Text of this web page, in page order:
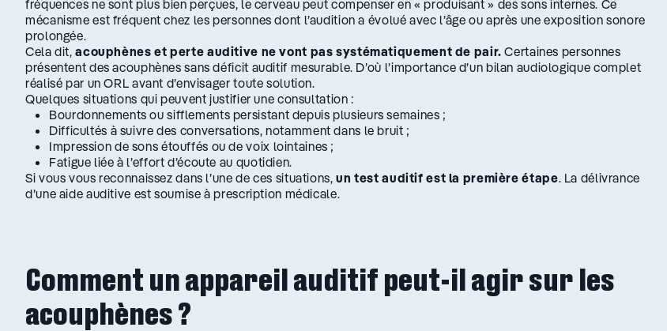
fréquences ne sont plus bien perçues, le cerveau peut compenser en « produisant » des sons internes. Ce
mécanisme est fréquent chez les personnes dont l’audition a évolué avec l’âge ou après une exposition sonore
prolongée.
Cela dit,acouphènes et perte auditive ne vont pas systématiquement de pair. Certaines personnes
présentent des acouphènes sans déficit auditif mesurable. D’où l’importance d’un bilan audiologique complet
réalisé par un ORL avant d’envisager toute solution.
Quelques situations qui peuvent justifier une consultation :
Bourdonnements ou sifflements persistant depuis plusieurs semaines ;
Difficultés à suivre des conversations, notamment dans le bruit ;
Impression de sons étouffés ou de voix lointaines ;
Fatigue liée à l’effort d’écoute au quotidien.
Si vous vous reconnaissez dans l’une de ces situations,un test auditif est la première étape. La délivrance
d’une aide auditive est soumise à prescription médicale.
Comment un appareil auditif peut-il agir sur les
acouphènes ?